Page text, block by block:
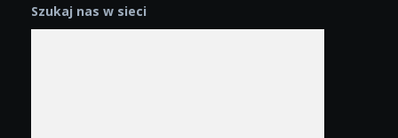
Szukaj nas w sieci